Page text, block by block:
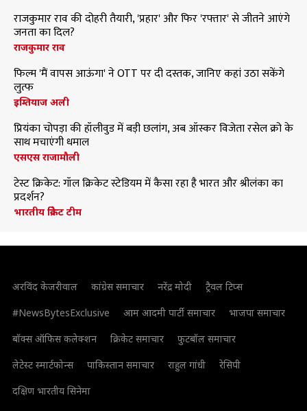
राजकुमार राव की दोहरी तैयारी, 'प्रहार' और फिर 'रफ्तार' से जीतने आएंगे
जनता का दिल?
राजकुमार राव
फिल्म 'मैं वापस आऊंगा' ने OTT पर दी दस्तक, जानिए कहां उठा सकेंगे
लुत्फ
इम्तियाज अली
प्रियंका चोपड़ा की हॉलीवुड में बड़ी छलांग, अब ऑस्कर विजेता रसेल क्रो के
साथ मचाएंगी धमाल
एसएस राजामौली
टेस्ट क्रिकेट: गॉल क्रिकेट स्टेडियम में कैसा रहा है भारत और श्रीलंका का
प्रदर्शन?
भारतीय क्रिकेट टीम
अरविंद केजरीवाल कांग्रेस समाचार नरेंद्र मोदी
ट्रैवल टिप्स
#NewsBytesExclusive
आम आदमी पार्टी समाचार
भाजपा समाचार
बॉक्स ऑफिस कलेक्शन
क्रिकेट समाचार
फुटबॉल समाचार
लेटेस्ट स्मार्टफोन्स
पाकिस्तान समाचार राहुल गांधी
रेसिपी
दक्षिण भारतीय सिनेमा